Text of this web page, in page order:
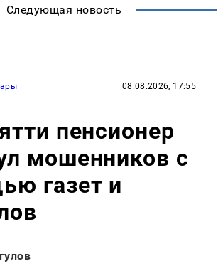
Следующая новость
08.08.2026, 17:55
пенсионер
мошенников с
газет и